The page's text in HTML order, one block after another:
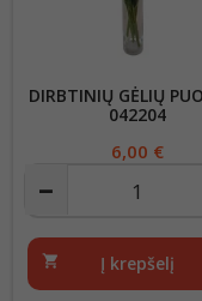
DIRBTINIŲ GĖLIŲ
042204
Kaina
6,00 €
shopping_cart Į krepšelį